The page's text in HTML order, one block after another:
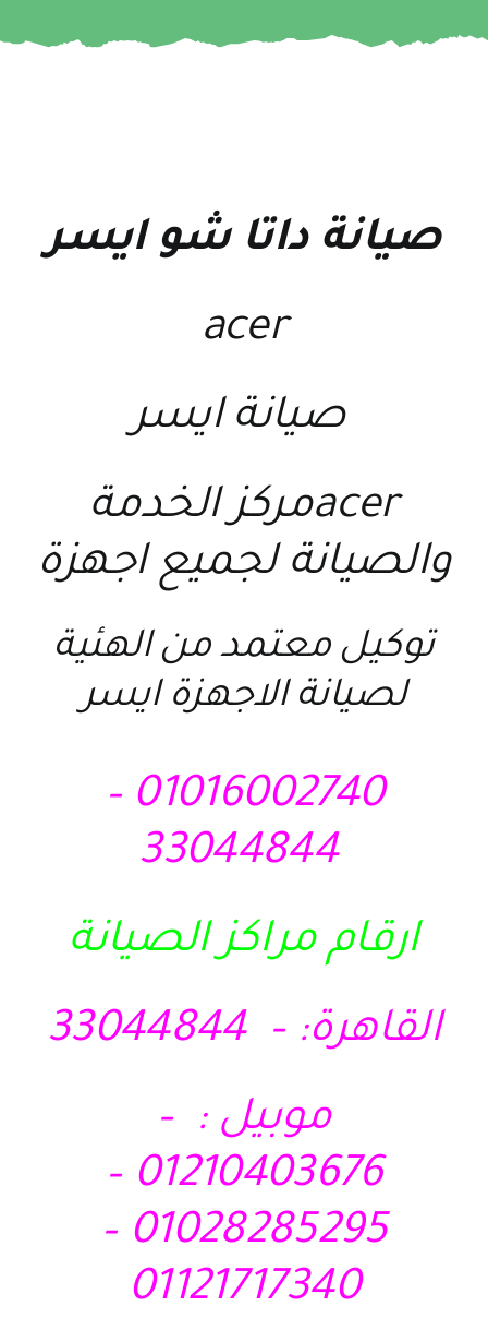
صيانة داتا شو ايسر
acer
صيانة ايسر
acerمركز الخدمة
والصيانة لجميع اجهزة
توكيل معتمد من الهئية
لصيانة الاجهزة ايسر
01016002740 –
33044844
ارقام مراكز الصيانة
القاهرة: – 33044844
موبيل : –
01210403676 –
01028285295 –
01121717340